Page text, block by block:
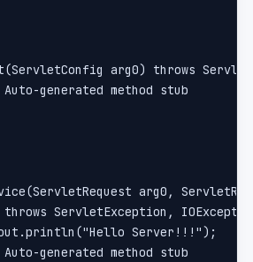
arg0) throws
Auto-generated method stub
arg0,
throws ServletException,
Server!!!");
Auto-generated method stub